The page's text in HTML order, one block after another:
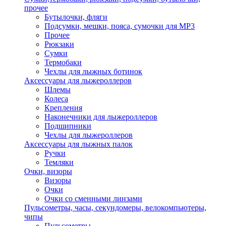
прочее
Бутылочки, фляги
Подсумки, мешки, пояса, сумочки для MP3
Прочее
Рюкзаки
Сумки
Термобаки
Чехлы для лыжных ботинок
Аксессуары для лыжероллеров
Шлемы
Колеса
Крепления
Наконечники для лыжероллеров
Подшипники
Чехлы для лыжероллеров
Аксессуары для лыжных палок
Ручки
Темляки
Очки, визоры
Визоры
Очки
Очки со сменными линзами
Пульсометры, часы, секундомеры, велокомпьютеры,
чипы